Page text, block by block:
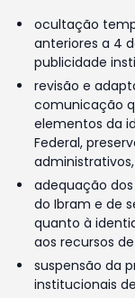
ocultação
anteriores a 4
publicidade
revisão e
comunicação
elementos da
Federal,
adequação
do Ibram e de
quanto à
aos recursos
suspensão da
institucionais